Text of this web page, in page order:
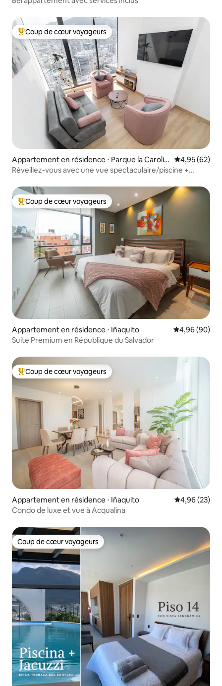
Coups de cœur voyageurs les plus appréciés
Coup de cœur voyageurs
Appartement en résidence ⋅ Parque la Carolin
a
Évaluation
4,95 (62)
Réveillez-vous avec une vue spectaculaire/piscine +
Coups de cœur voyageurs les plus appréciés
Coup de cœur voyageurs
Appartement en résidence ⋅ Iñaquito Évaluation
4,96 (90)
Suite Premium en République du Salvador
Coups de cœur voyageurs les plus appréciés
Coup de cœur voyageurs
Appartement en résidence ⋅ Iñaquito Évaluation
4,96 (23)
Condo de luxe et vue à Acqualina
Coup de cœur voyageurs
Coup de cœur voyageurs